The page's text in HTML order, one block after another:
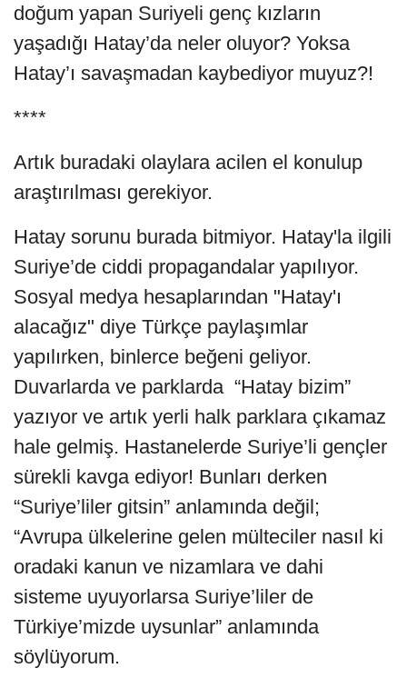
doğum yapan Suriyeli genç kızların
yaşadığı Hatay’da neler oluyor? Yoksa
Hatay’ı savaşmadan kaybediyor muyuz?!
****
Artık buradaki olaylara acilen el konulup
araştırılması gerekiyor.
Hatay sorunu burada bitmiyor. Hatay'la ilgili
Suriye’de ciddi propagandalar yapılıyor.
Sosyal medya hesaplarından "Hatay'ı
alacağız" diye Türkçe paylaşımlar
yapılırken, binlerce beğeni geliyor.
Duvarlarda ve parklarda “Hatay bizim”
yazıyor ve artık yerli halk parklara çıkamaz
hale gelmiş. Hastanelerde Suriye’li gençler
sürekli kavga ediyor! Bunları derken
“Suriye’liler gitsin” anlamında değil;
“Avrupa ülkelerine gelen mülteciler nasıl ki
oradaki kanun ve nizamlara ve dahi
sisteme uyuyorlarsa Suriye’liler de
Türkiye’mizde uysunlar” anlamında
söylüyorum.